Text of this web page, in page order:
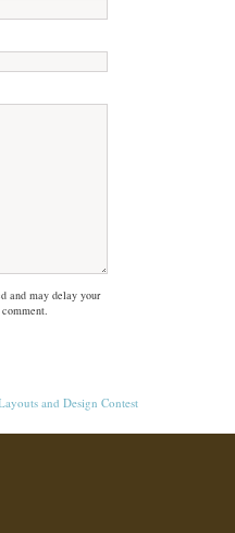
and may delay your
and Design Contest